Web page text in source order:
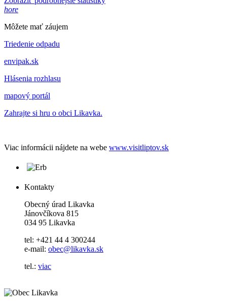
hore
Môžete mať záujem
Triedenie odpadu
envipak.sk
Hlásenia rozhlasu
mapový portál
Zahrajte si hru o obci Likavka.
Viac informácii nájdete na webe www.visitliptov.sk
Kontakty
Obecný úrad Likavka
Jánovčíkova 815
034 95 Likavka
tel: +421 44 4 300244
e-mail: obec@likavka.sk
tel.: viac